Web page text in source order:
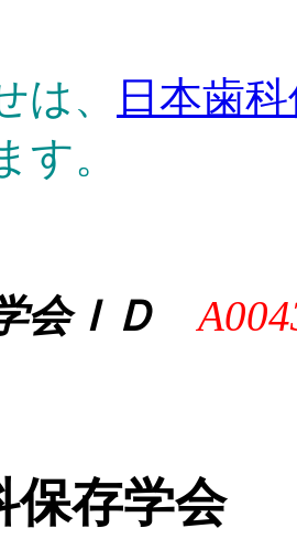
は、
日本歯
す。
会ＩＤ
保存学会